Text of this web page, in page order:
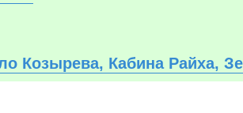
Козырева, Кабина Райха,